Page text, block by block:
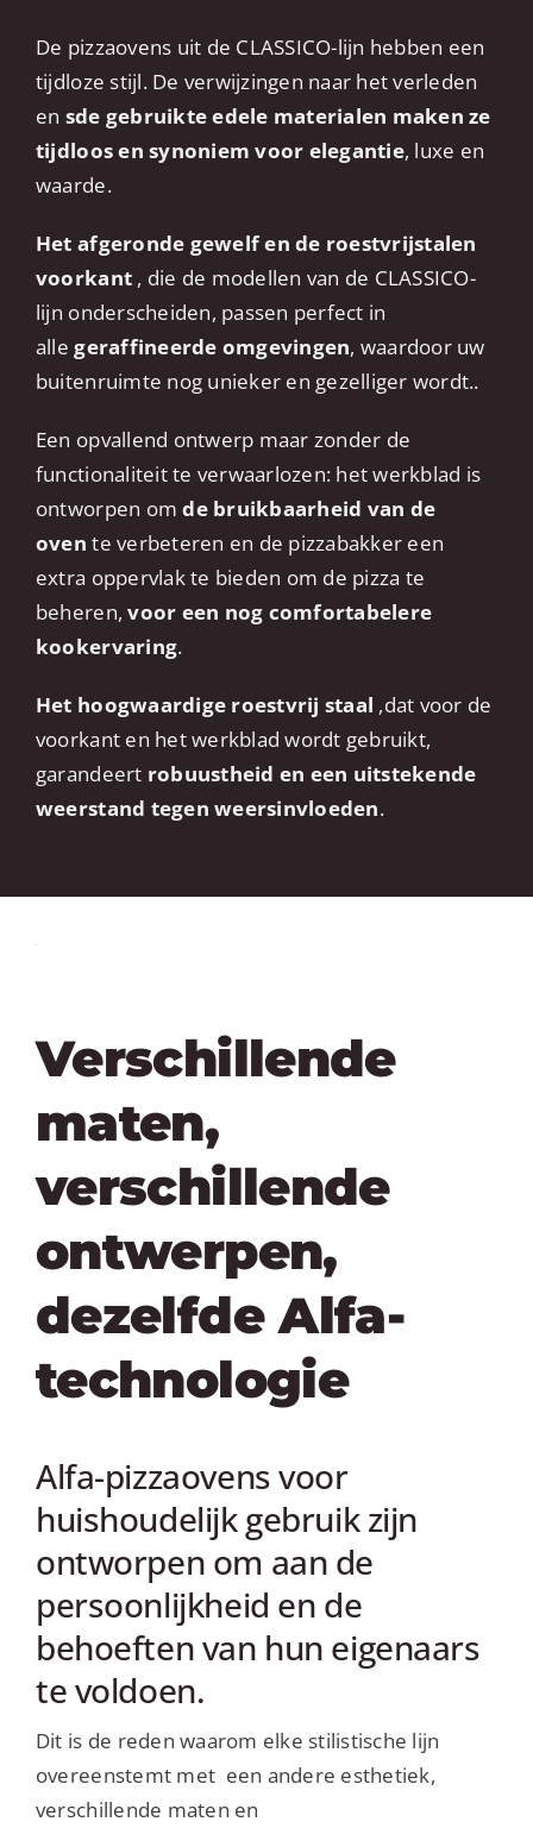
De pizzaovens uit de CLASSICO-lijn hebben een
tijdloze stijl. De verwijzingen naar het verleden
en sde gebruikte edele materialen maken ze
tijdloos en synoniem voor elegantie, luxe en
waarde.
Het afgeronde gewelf en de roestvrijstalen
voorkant , die de modellen van de CLASSICO-
lijn onderscheiden, passen perfect in
allegeraffineerde omgevingen, waardoor uw
buitenruimte nog unieker en gezelliger wordt..
Een opvallend ontwerp maar zonder de
functionaliteit te verwaarlozen: het werkblad is
ontworpen omde bruikbaarheid van de
ovente verbeteren en de pizzabakker een
extra oppervlak te bieden om de pizza te
beheren,voor een nog comfortabelere
kookervaring.
Het hoogwaardige roestvrij staal ,dat voor de
voorkant en het werkblad wordt gebruikt,
garandeert robuustheid en een uitstekende
weerstand tegen weersinvloeden.
Verschillende
maten,
verschillende
ontwerpen,
dezelfde Alfa-
technologie
Alfa-pizzaovens voor
huishoudelijk gebruik zijn
ontworpen om aan de
persoonlijkheid en de
behoeften van hun eigenaars
te voldoen.
Dit is de reden waarom elke stilistische lijn
overeenstemt met een andere esthetiek,
verschillende maten en